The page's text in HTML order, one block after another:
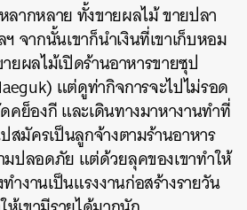
ลากหลายทั้งขายผลไม้ขายปลา
จากนั้นเขาก็นำเงินที่เขาเก็บหอม
ยผลไม้เปิดร้านอาหารขายซุป
แต่ดูท่ากิจการจะไปไม่รอด
คย็องกีและเดินทางมาหางานทำที่
สมัครเป็นลูกจ้างตามร้านอาหาร
มปลอดภัย แต่ด้วยลุคของเขาทำให้
ำงานเป็นแรงงานก่อสร้างรายวัน